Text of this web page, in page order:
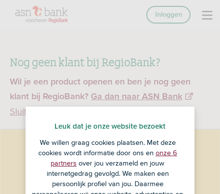
Nog geen klant bij RegioBank?
Wil je een product openen en ben je nog geen
klant bij RegioBank? Ga dan naar ASN Bank
Sluiten
Inloggen
Leuk dat je onze website bezoekt
We willen graag cookies plaatsen. Met deze
cookies wordt informatie door ons en onze 6
partners over jou verzameld en jouw
internetgedrag gevolgd. We maken een
persoonlijk profiel van jou. Daarmee